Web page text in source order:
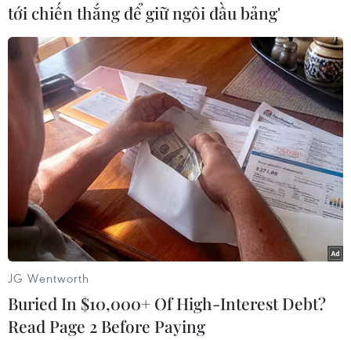
cam/dioxin ở Việt Nam.
Theo đó, công ty Vietmedia ủng hộ 15 triệu
đồng, còn công ty Dekonta của Séc ủng hộ 105
triệu đồng./.
(TTXVN/Vietnam+)
tới chiến thắng để giữ ngôi đầu bảng'
JG Wentworth
Buried In $10,000+ Of High-Interest Debt?
Read Page 2 Before Paying